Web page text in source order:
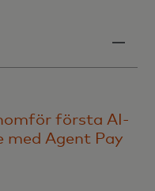
första AI-
med Agent Pay